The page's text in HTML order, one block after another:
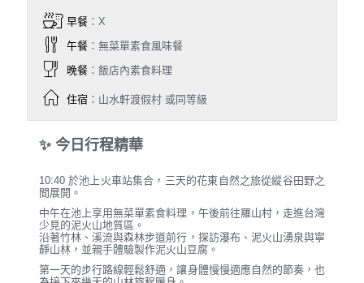
早餐：X
午餐：無菜單素食風味餐
晚餐：飯店內素食料理
住宿：山水軒渡假村 或同等級
✨ 今日行程精華
10:40 於池上火車站集合，三天的花東自然之旅從縱谷田野之
間展開。
中午在池上享用無菜單素食料理，午後前往羅山村，走進台灣
少見的泥火山地質區。
沿著竹林、溪流與森林步道前行，探訪瀑布、泥火山湧泉與寧
靜山林，並親手體驗製作泥火山豆腐。
第一天的步行路線輕鬆舒適，讓身體慢慢適應自然的節奏，也